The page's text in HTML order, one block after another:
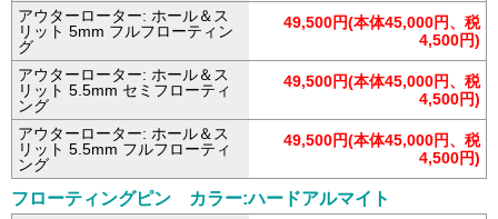
アウターローター: ホール＆ス
リット 5mm フルフローティン
グ
49,500円(本体45,000円、税
4,500円)
アウターローター: ホール＆ス
リット 5.5mm セミフローティ
ング
49,500円(本体45,000円、税
4,500円)
アウターローター: ホール＆ス
リット 5.5mm フルフローティ
ング
49,500円(本体45,000円、税
4,500円)
フローティングピン カラー:ハードアルマイト